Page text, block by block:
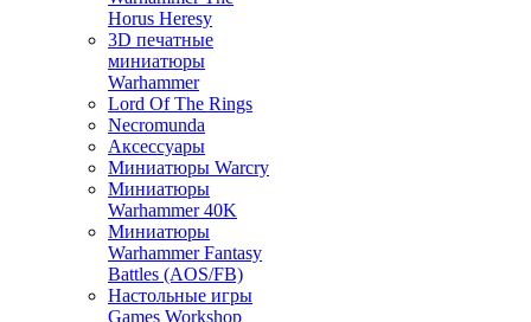
Horus Heresy
3D печатные
миниатюры
Warhammer
Lord Of The Rings
Necromunda
Аксессуары
Миниатюры Warcry
Миниатюры
Warhammer 40K
Миниатюры
Warhammer Fantasy
Battles (AOS/FB)
Настольные игры
Games Workshop